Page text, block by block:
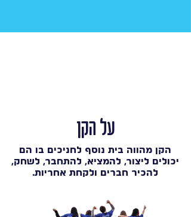
על הקן
הקן מהווה בית נוסף לחניכים בו הם
יכולים ליצור, להמציא, להתחבר, לשחק,
להכיר חברים ולקחת אחריות.